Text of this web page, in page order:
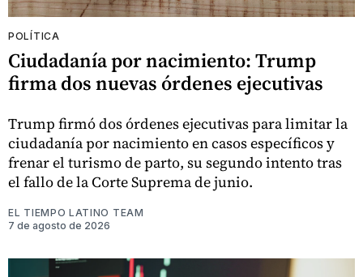
POLÍTICA
Ciudadanía por nacimiento: Trump
firma dos nuevas órdenes ejecutivas
Trump firmó dos órdenes ejecutivas para limitar la
ciudadanía por nacimiento en casos específicos y
frenar el turismo de parto, su segundo intento tras
el fallo de la Corte Suprema de junio.
EL TIEMPO LATINO TEAM
7 de agosto de 2026